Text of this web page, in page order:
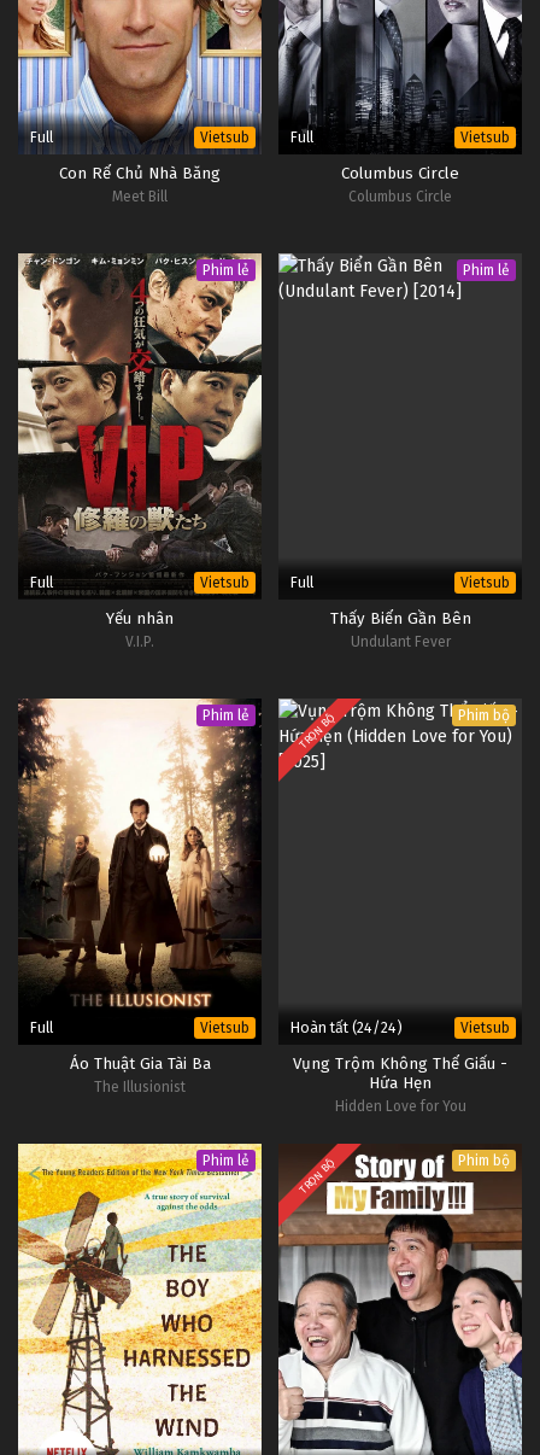
Full Vietsub
Con Rể Chủ Nhà Băng
Meet Bill
Full Vietsub
Columbus Circle
Columbus Circle
Phim lẻ
Full Vietsub
Yếu nhân
V.I.P.
Phim lẻ
Full Vietsub
Thấy Biển Gần Bên
Undulant Fever
Phim lẻ
Full Vietsub
Ảo Thuật Gia Tài Ba
The Illusionist
TRỌN BỘ Phim bộ
Hoàn tất (24/24) Vietsub
Vụng Trộm Không Thể Giấu -
Hứa Hẹn
Hidden Love for You
Phim lẻ TRỌN BỘ Phim bộ